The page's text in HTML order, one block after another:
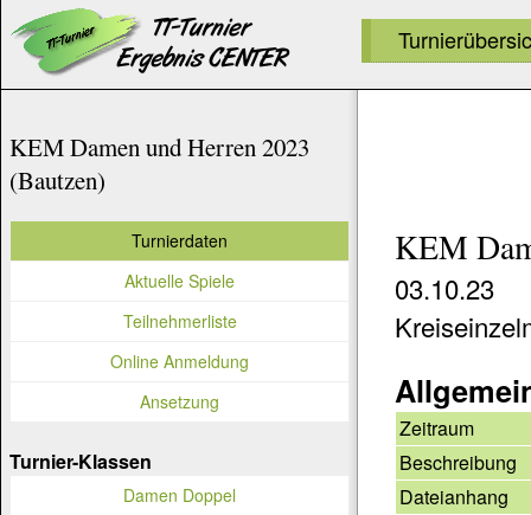
KEM
03.10.23
Zeitraum
Beschreibung
Dateianhang
KEM Damen und Herren 2023
(Bautzen)
Turnierdaten
Aktuelle Spiele
Teilnehmerliste
Online Anmeldung
Ansetzung
Turnier-Klassen
Damen Doppel